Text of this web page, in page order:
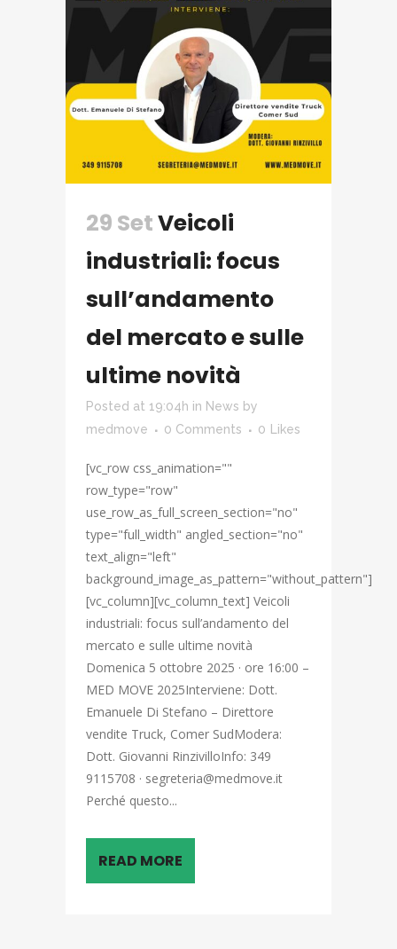
29 SetVeicoli
industriali: focus
sull’andamento
del mercato e sulle
ultime novità
Posted at 19:04h in News by
medmove
0 Comments 0 Likes
[vc_row css_animation=""
row_type="row"
use_row_as_full_screen_section="no"
type="full_width" angled_section="no"
text_align="left"
background_image_as_pattern="without_pattern"]
[vc_column][vc_column_text] Veicoli
industriali: focus sull’andamento del
mercato e sulle ultime novità
Domenica 5 ottobre 2025 · ore 16:00 –
MED MOVE 2025Interviene: Dott.
Emanuele Di Stefano – Direttore
vendite Truck, Comer SudModera:
Dott. Giovanni RinzivilloInfo: 349
9115708 · segreteria@medmove.it
Perché questo...
READ MORE